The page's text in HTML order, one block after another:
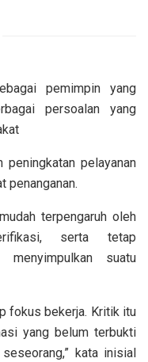
pemimpin yang
persoalan yang
pelayanan
penanganan.
terpengaruh oleh
serta tetap
menyimpulkan suatu
fokus bekerja. Kritik itu
yang belum terbukti
kata inisial